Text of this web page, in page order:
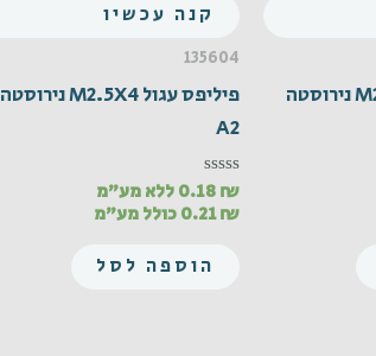
פיליפס עגול M2.5X3 נירוסטה
קנה עכשיו
135604
פיליפס עגול M2.5X4 נירוסטה
A2
דורג
0
מתוך
0.18₪
ללא מע"מ
0.21₪
כולל מע"מ
הוספה לסל